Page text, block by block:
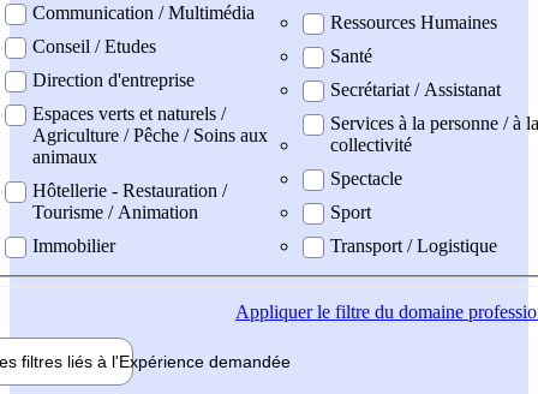
Communication / Multimédia
Conseil / Etudes
Direction d'entreprise
Espaces verts et naturels /
Agriculture / Pêche / Soins aux
animaux
Hôtellerie - Restauration /
Tourisme / Animation
Immobilier
Ressources Humaines
Santé
Secrétariat / Assistanat
Services à la personne / à la
collectivité
Spectacle
Sport
Transport / Logistique
Appliquerle filtre du domaine
filtres liés à l'Expérience demandée